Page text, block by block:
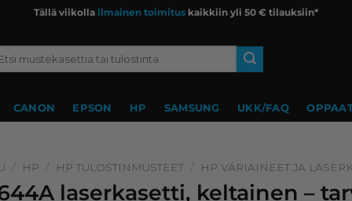
Tällä viikolla ilmainen toimitus kaikkiin yli 50 € tilauksiin*
CANON EPSON HP SAMSUNG UKK/FAQ
/ HP / HP TULOSTINMUSTEET / HP VÄRIAINEET JA
laserkasetti, keltainen –